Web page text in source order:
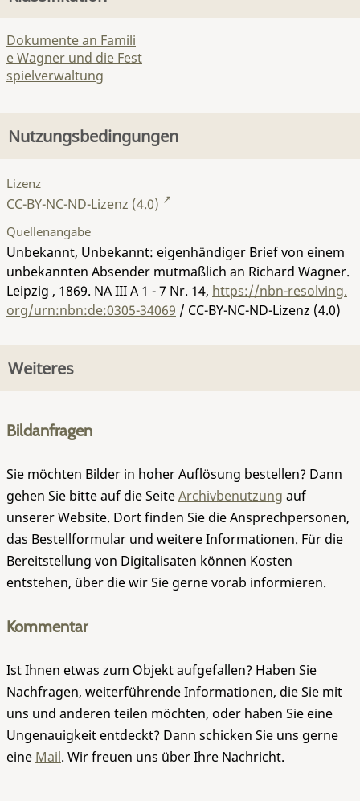
Dokumente an Famili
e Wagner und die Fest
spielverwaltung
Nutzungsbedingungen
Lizenz
CC-BY-NC-ND-Lizenz (4.0)
Quellenangabe
Unbekannt, Unbekannt: eigenhändiger Brief von einem
unbekannten Absender mutmaßlich an Richard Wagner.
Leipzig , 1869. NA III A 1 - 7 Nr. 14, https://nbn-resolving.
org/urn:nbn:de:0305-34069 / CC-BY-NC-ND-Lizenz (4.0)
Weiteres
Bildanfragen
Sie möchten Bilder in hoher Auflösung bestellen? Dann
gehen Sie bitte auf die SeiteArchivbenutzung auf
unserer Website. Dort finden Sie die Ansprechpersonen,
das Bestellformular und weitere Informationen. Für die
Bereitstellung von Digitalisaten können Kosten
entstehen, über die wir Sie gerne vorab informieren.
Kommentar
Ist Ihnen etwas zum Objekt aufgefallen? Haben Sie
Nachfragen, weiterführende Informationen, die Sie mit
uns und anderen teilen möchten, oder haben Sie eine
Ungenauigkeit entdeckt? Dann schicken Sie uns gerne
eine Mail. Wir freuen uns über Ihre Nachricht.